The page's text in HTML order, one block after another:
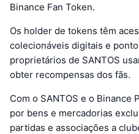
Binance Fan Token.
Os holder de tokens têm
colecionáveis digitais e
proprietários de SANTOS
obter recompensas dos fãs.
Com o SANTOS e o Binance
por bens e mercadorias
partidas e associações a